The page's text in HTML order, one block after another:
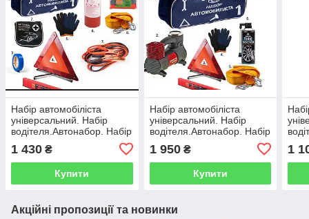
Набір автомобіліста
універсальний. Набір
водітеля.Автонабор. Набір
1 430 ₴
Купити
Набір автомобіліста
універсальний. Набір
водітеля.Автонабор. Набір
1 950₴
Купити
1
Акційні пропозиції та новинки